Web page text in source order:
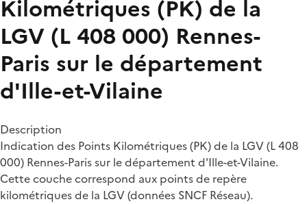
Kilométriques (PK) de la
LGV (L 408 000) Rennes-
Paris sur le département
d'Ille-et-Vilaine
Description
Indication des Points Kilométriques (PK) de la LGV (L 408
000) Rennes-Paris sur le département d'Ille-et-Vilaine.
Cette couche correspond aux points de repère
kilométriques de la LGV (données SNCF Réseau).